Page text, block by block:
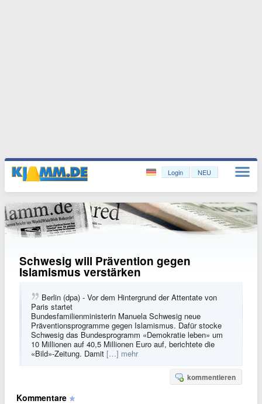
Login NEU
Schwesig will Prävention gegen
Islamismus verstärken
Berlin (dpa) - Vor dem Hintergrund der Attentate von
Paris startet
Bundesfamilienministerin Manuela Schwesig neue
Präventionsprogramme gegen Islamismus. Dafür stocke
Schwesig das Bundesprogramm «Demokratie leben» um
10 Millionen auf 40,5 Millionen Euro auf, berichtete die
«Bild»-Zeitung. Damit […] mehr
kommentieren
Kommentare